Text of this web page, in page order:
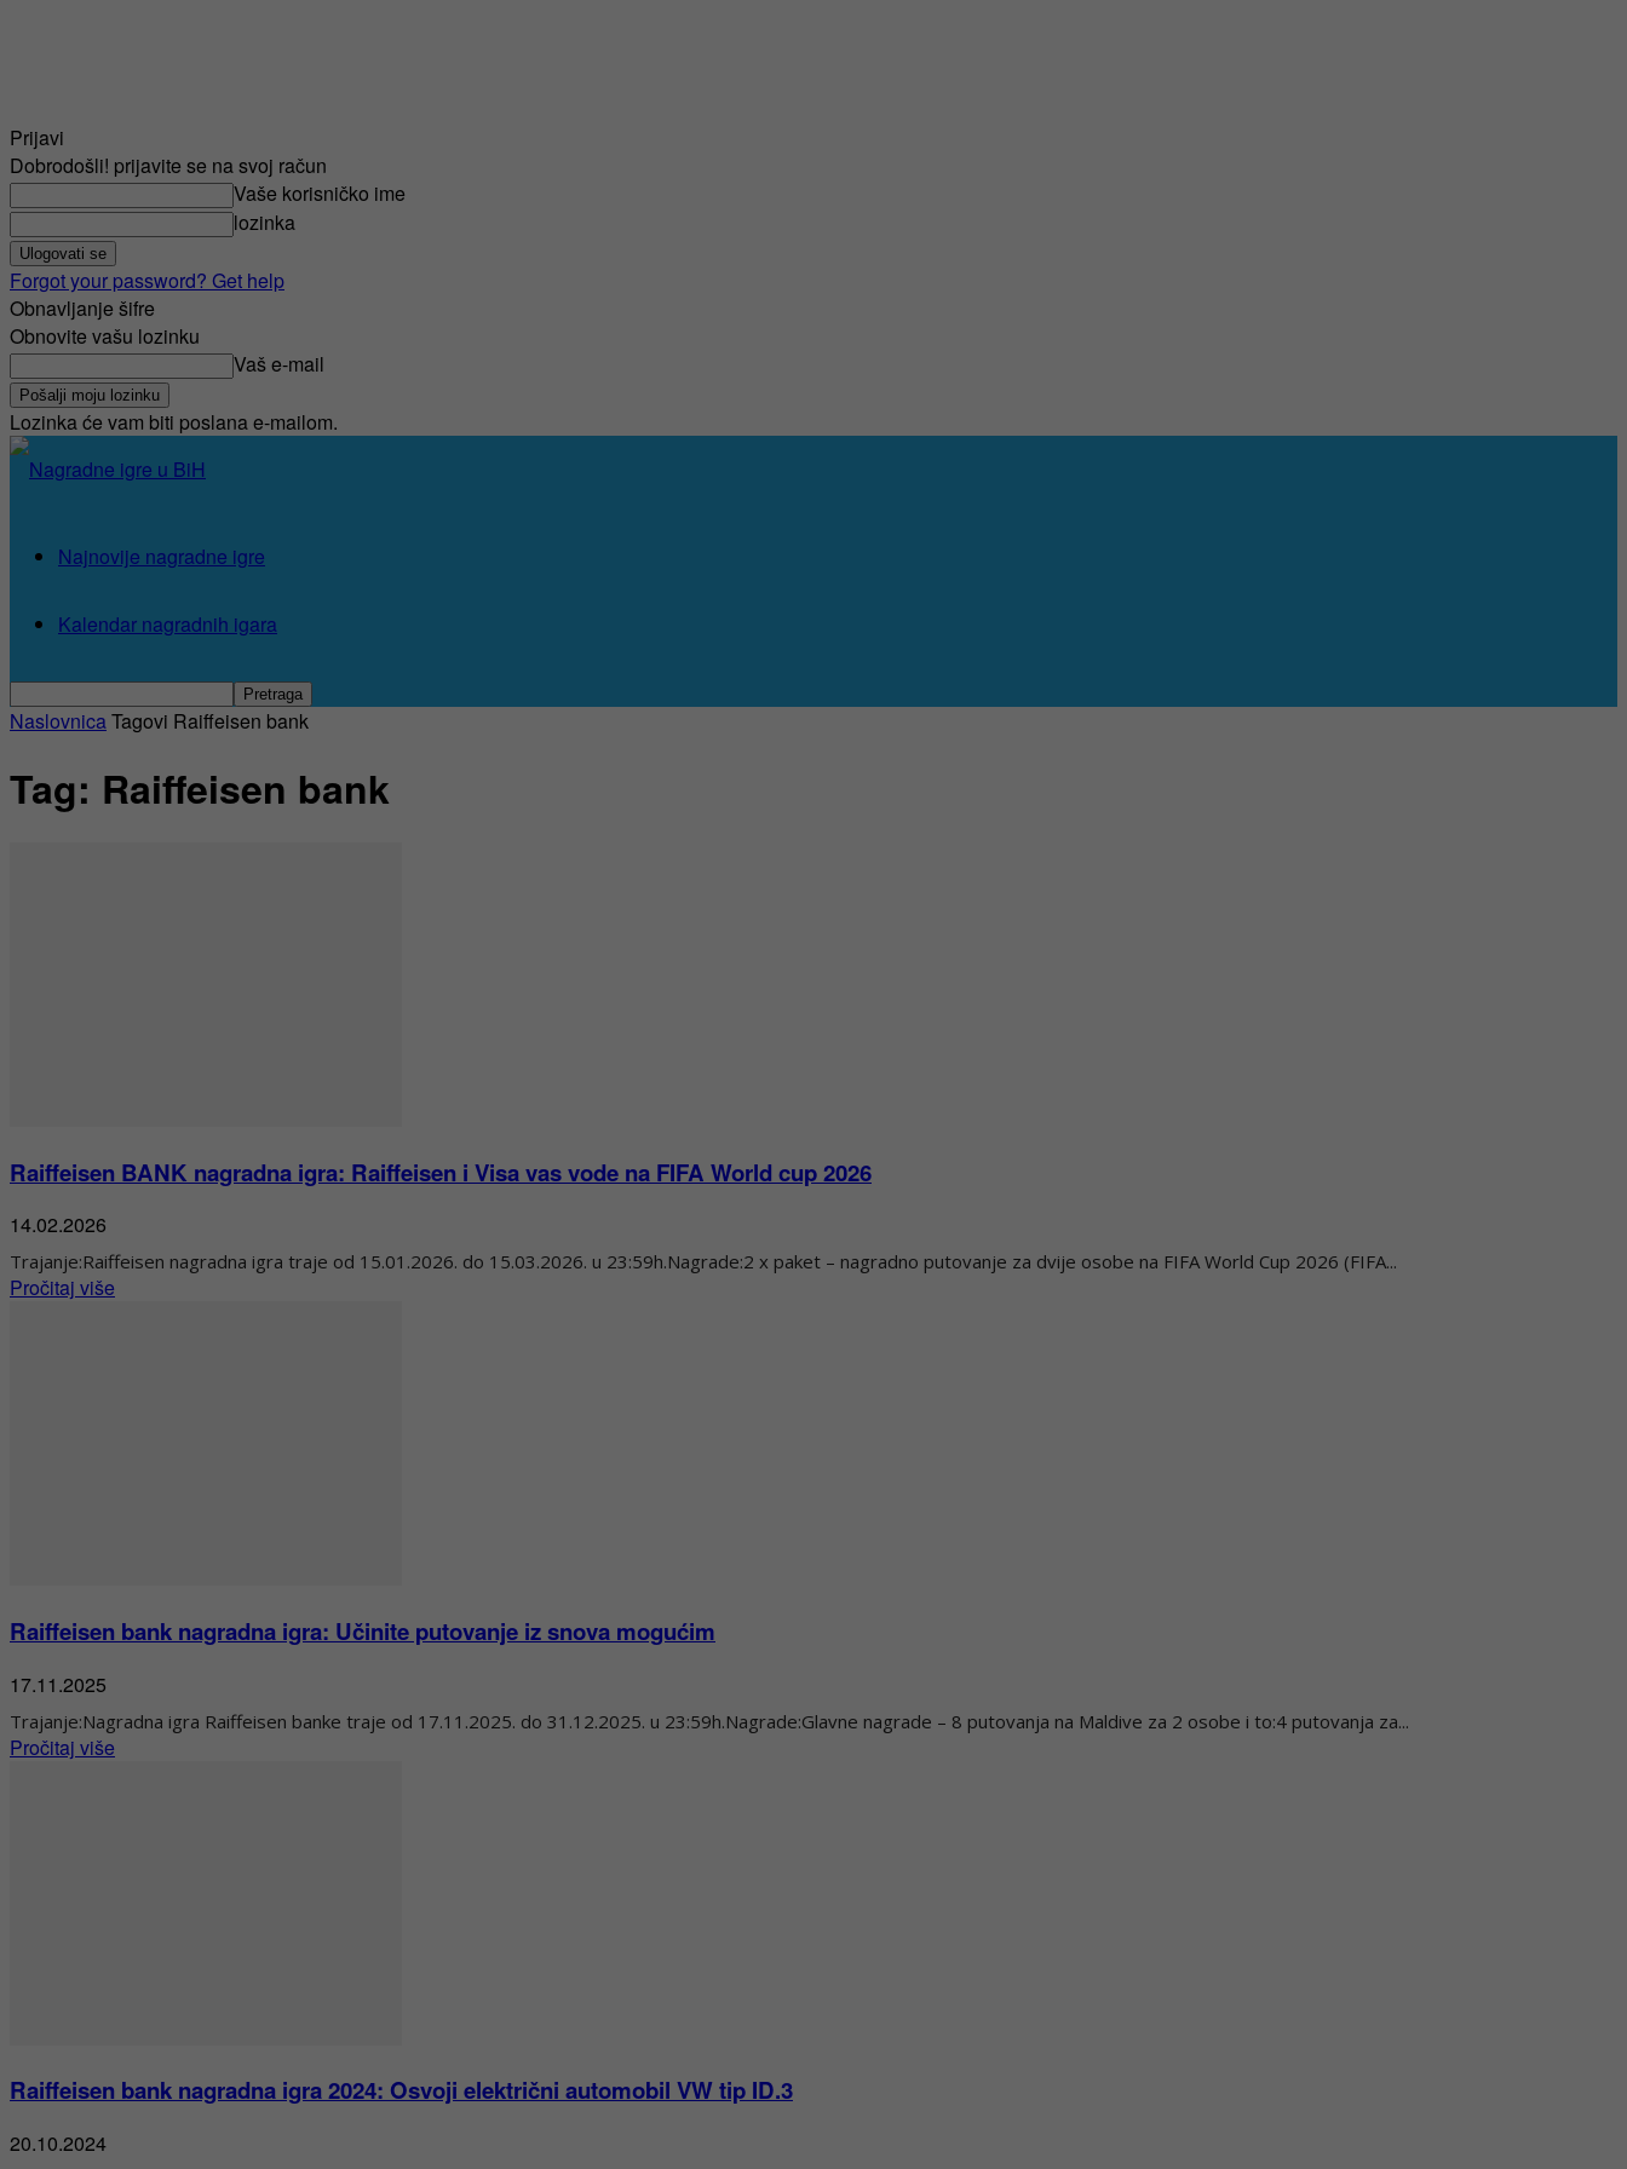
Prijavi
Dobrodošli! prijavite se na svoj račun
Vaše korisničko ime
lozinka
Forgot your password? Get help
Obnavljanje šifre
Obnovite vašu lozinku
Vaš e-mail
Lozinka će vam biti poslana e-mailom.
Najnovije nagradne igre
Kalendar nagradnih igara
NaslovnicaTagovi Raiffeisen bank
Tag: Raiffeisen bank
Raiffeisen BANK nagradna igra: Raiffeisen i Visa vas vode na FIFA World cup 2026
14.02.2026
Trajanje:Raiffeisen nagradna igra traje od 15.01.2026. do 15.03.2026. u 23:59h.Nagrade:2 x paket – nagradno putovanje za dvije osobe na FIFA World Cup 2026 (FIFA...
Pročitaj više
Raiffeisen bank nagradna igra: Učinite putovanje iz snova mogućim
17.11.2025
Trajanje:Nagradna igra Raiffeisen banke traje od 17.11.2025. do 31.12.2025. u 23:59h.Nagrade:Glavne nagrade – 8 putovanja na Maldive za 2 osobe i to:4 putovanja za...
Pročitaj više
Raiffeisen bank nagradna igra 2024: Osvoji električni automobil VW tip ID.3
20.10.2024